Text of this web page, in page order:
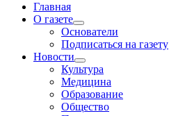
Главная
О газете
Основатели
Подписаться на газету
Новости
Культура
Медицина
Образование
Общество